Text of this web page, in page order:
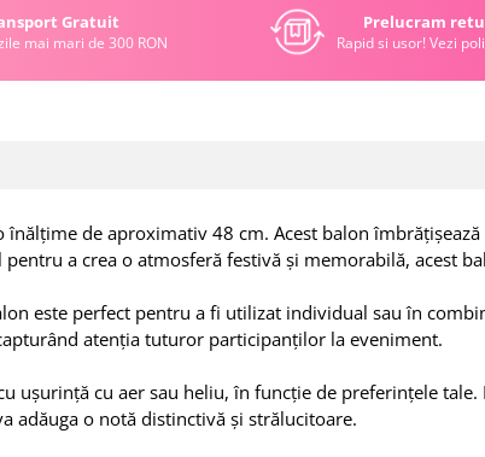
Gratuit
mai mari de 300 RON
Prelucram
Rapid si usor! Vezi
de aproximativ 48 cm. Acest balon
a crea o atmosferă festivă și memorabilă, acest
este perfect pentru a fi utilizat individual sau în
atenția tuturor participanților la eveniment.
cu aer sau heliu, în funcție de preferințele tale.
adăuga o notă distinctivă și strălucitoare.